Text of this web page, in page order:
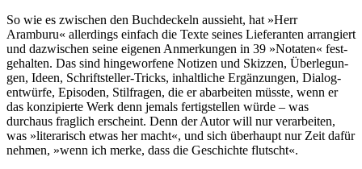
So wie es zwischen den Buchdeckeln aussieht, hat »Herr
Aramburu« allerdings einfach die Texte seines Lieferanten arrangiert
und dazwischen seine eigenen Anmerkungen in 39 »Notaten« fest­
gehal­ten. Das sind hin­gewor­fene Notizen und Skizzen, Über­legun­
gen, Ideen, Schrift­steller-Tricks, inhaltliche Ergänzungen, Dialog­
ent­würfe, Episoden, Stilfragen, die er abarbeiten müsste, wenn er
das konzipierte Werk denn jemals fertig­stellen würde – was
durchaus fraglich erscheint. Denn der Autor will nur verarbeiten,
was »literarisch etwas her macht«, und sich überhaupt nur Zeit dafür
nehmen, »wenn ich merke, dass die Geschichte flutscht«.